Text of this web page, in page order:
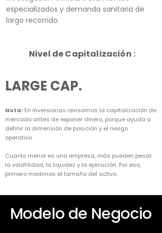
especializados y demanda sanitaria de
largo recorrido.
Nivel de Capitalización :
LARGE CAP.
Nota: En Inversionas revisamos la capitalización de
mercado antes de exponer dinero, porque ayuda a
definir la dimensión de posición y el riesgo
operativo.
Cuanto menor es una empresa, más pueden pesar
la volatilidad, la liquidez y la ejecución. Por eso,
primero medimos el tamaño del activo.
Modelo de Negocio